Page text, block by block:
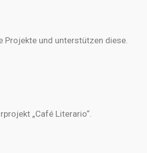
Projekte und unterstützen diese.
„Café Literario“.